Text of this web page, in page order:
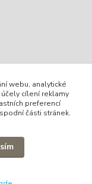
webu, analytické
cílení reklamy
preferencí
části stránek.